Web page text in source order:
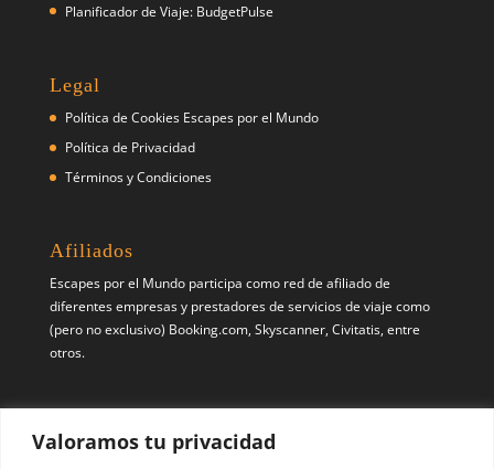
Valoramos tu privacidad
Planificador de Viaje: BudgetPulse
Legal
Política de Cookies Escapes por el Mundo
Política de Privacidad
Términos y Condiciones
Afiliados
Escapes por el Mundo participa como red de afiliado de
diferentes empresas y prestadores de servicios de viaje como
(pero no exclusivo) Booking.com, Skyscanner, Civitatis, entre
otros.
PinterestX Instagram